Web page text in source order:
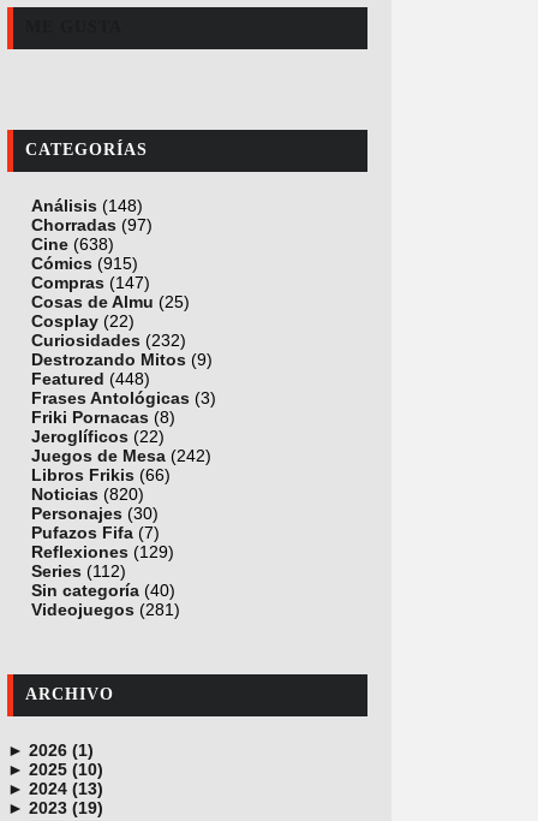
CATEGORÍAS
Análisis (148)
Chorradas (97)
Cine (638)
Cómics (915)
Compras (147)
Cosas de Almu (25)
Cosplay (22)
Curiosidades (232)
Destrozando Mitos (9)
Featured (448)
Frases Antológicas (3)
Friki Pornacas (8)
Jeroglíficos (22)
Juegos de Mesa (242)
Libros Frikis (66)
Noticias (820)
Personajes (30)
Pufazos Fifa (7)
Reflexiones (129)
Series (112)
Sin categoría (40)
Videojuegos (281)
ARCHIVO
► 2026 (1)
junio (1)
► 2025 (10)
noviembre (1)
octubre (1)
► 2024 (13)
diciembre (4)
► 2023 (19)